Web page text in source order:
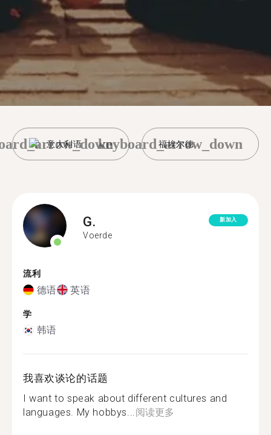
意大利语 福埃尔德
keyboard_arrow_down
G.
Voerde
新加入
流利
德语 英语
学
韩语
我喜欢谈论的话题
I want to speak about different cultures and
languages. My hobbys...阅读更多